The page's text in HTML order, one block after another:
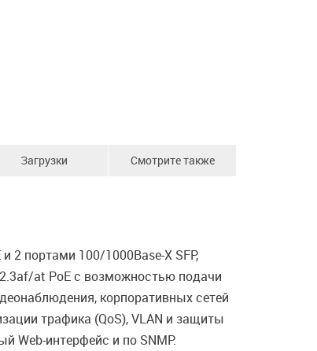
Загрузки Смотрите также
2 портами 100/1000Base-X SFP,
at PoE с возможностью подачи
корпоративных сетей
трафика (QoS), VLAN и защиты
Web-интерфейс и по SNMP.